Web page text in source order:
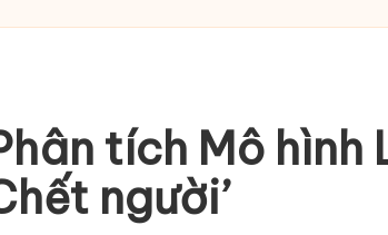
tích Mô hình
người’